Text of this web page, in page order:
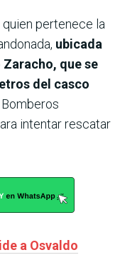
pertenece la
ubicada
que se
del casco
Bomberos
intentar rescatar
a Osvaldo